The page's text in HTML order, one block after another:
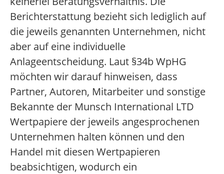
Berichterstattung bezieht sich lediglich auf
die jeweils genannten Unternehmen, nicht
aber auf eine individuelle
Anlageentscheidung. Laut §34b WpHG
möchten wir darauf hinweisen, dass
Partner, Autoren, Mitarbeiter und sonstige
Bekannte der Munsch International LTD
Wertpapiere der jeweils angesprochenen
Unternehmen halten können und den
Handel mit diesen Wertpapieren
beabsichtigen, wodurch ein